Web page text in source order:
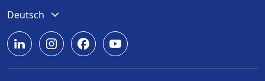
Deutsch
English
Română
Srpski